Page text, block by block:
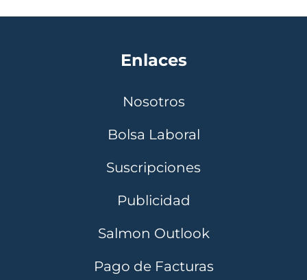
Enlaces
Nosotros
Bolsa Laboral
Suscripciones
Publicidad
Salmon Outlook
Pago de Facturas